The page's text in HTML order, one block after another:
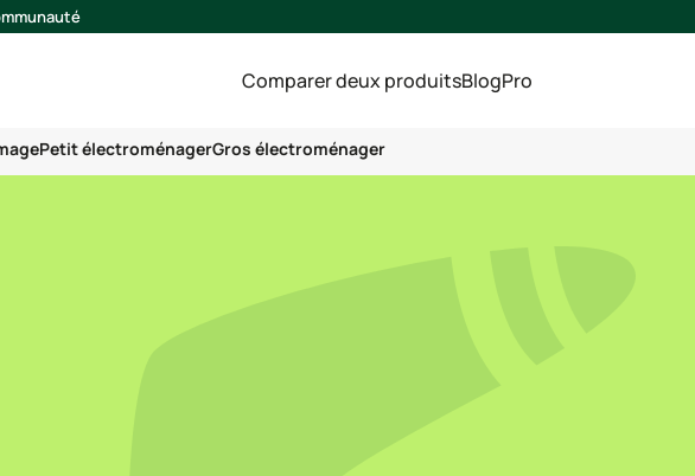
Comparer deux produitsBlogPro
Petit électroménagerGros électroménager